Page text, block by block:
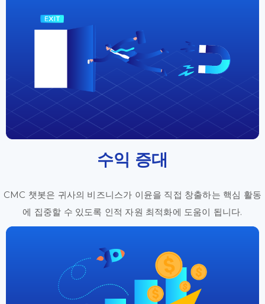
수익 증대
CMC 챗봇은 귀사의 비즈니스가 이윤을 직접 창출하는 핵심 활동
에 집중할 수 있도록 인적 자원 최적화에 도움이 됩니다.